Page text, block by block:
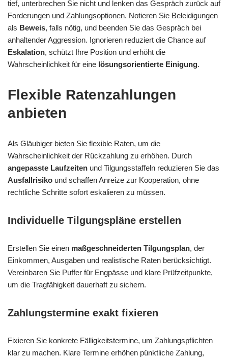
tief, unterbrechen Sie nicht und lenken das Gespräch zurück auf
Forderungen und Zahlungsoptionen. Notieren Sie Beleidigungen
als Beweis, falls nötig, und beenden Sie das Gespräch bei
anhaltender Aggression. Ignorieren reduziert die Chance auf
Eskalation, schützt Ihre Position und erhöht die
Wahrscheinlichkeit für eine lösungsorientierte Einigung.
Flexible Ratenzahlungen
anbieten
Als Gläubiger bieten Sie flexible Raten, um die
Wahrscheinlichkeit der Rückzahlung zu erhöhen. Durch
angepasste Laufzeiten und Tilgungsstaffeln reduzieren Sie das
Ausfallrisiko und schaffen Anreize zur Kooperation, ohne
rechtliche Schritte sofort eskalieren zu müssen.
Individuelle Tilgungspläne erstellen
Erstellen Sie einen maßgeschneiderten Tilgungsplan, der
Einkommen, Ausgaben und realistische Raten berücksichtigt.
Vereinbaren Sie Puffer für Engpässe und klare Prüfzeitpunkte,
um die Tragfähigkeit dauerhaft zu sichern.
Zahlungstermine exakt fixieren
Fixieren Sie konkrete Fälligkeitstermine, um Zahlungspflichten
klar zu machen. Klare Termine erhöhen pünktliche Zahlung,